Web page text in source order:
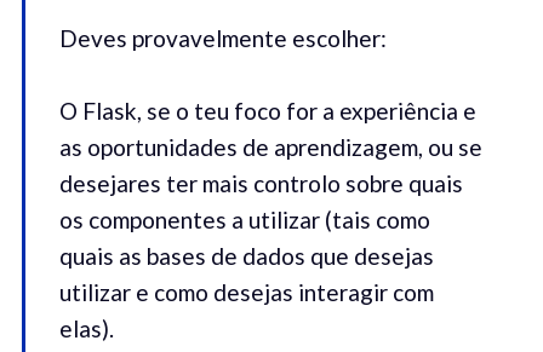
Deves provavelmente escolher:
O Flask, se o teu foco for a experiência e
as oportunidades de aprendizagem, ou se
desejares ter mais controlo sobre quais
os componentes a utilizar (tais como
quais as bases de dados que desejas
utilizar e como desejas interagir com
elas).